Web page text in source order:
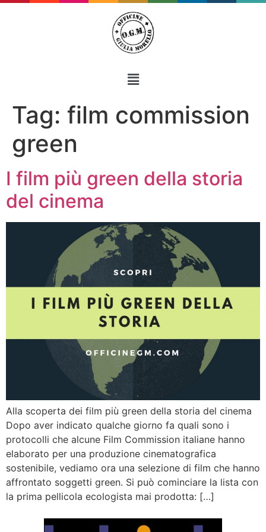
Tag: film commission
green
I film più green della storia
del cinema
Alla scoperta dei film più green della storia del cinema
Dopo aver indicato qualche giorno fa quali sono i
protocolli che alcune Film Commission italiane hanno
elaborato per una produzione cinematografica
sostenibile, vediamo ora una selezione di film che hanno
affrontato soggetti green. Si può cominciare la lista con
la prima pellicola ecologista mai prodotta: […]